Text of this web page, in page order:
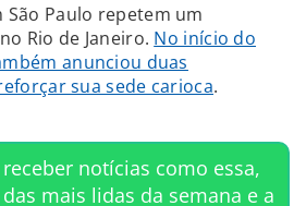
Paulo repetem um
Rio de Janeiro. No início do
anunciou duas
sua sede carioca.
notícias como essa,
mais lidas da semana e a